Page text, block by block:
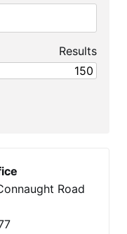
Results
Road